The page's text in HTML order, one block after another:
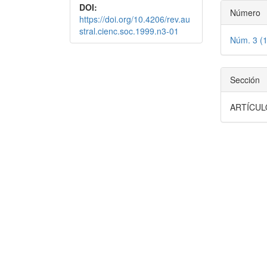
DOI:
https://doi.org/10.4206/rev.au
stral.cienc.soc.1999.n3-01
Número
Núm. 3
Sección